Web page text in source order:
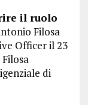
il ruolo
Filosa
Officer il 23
di